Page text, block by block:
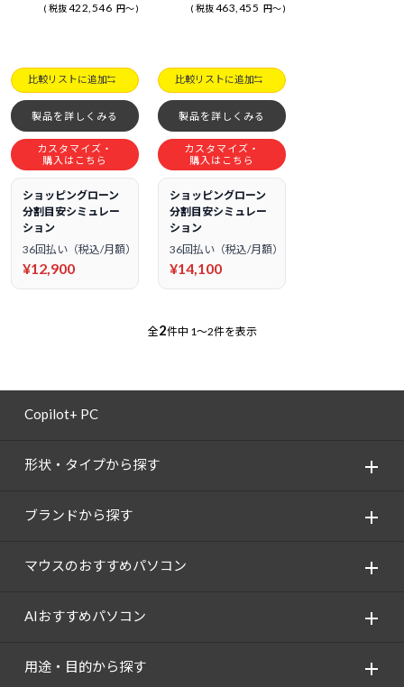
税抜422,546 円～
比較リストに追加
製品を詳しくみる
カスタマイズ・
購入はこちら
ショッピングローン
分割目安シミュレー
ション
36回払い（税込/月額）
¥12,900
税抜463,455 円～
比較リストに追加
製品を詳しくみる
カスタマイズ・
購入はこちら
ショッピングローン
分割目安シミュレー
ション
36回払い（税込/月額）
¥14,100
全2件中 1～2件を表示
Copilot+ PC
形状・タイプから探す
ブランドから探す
マウスのおすすめパソコン
AIおすすめパソコン
用途・目的から探す